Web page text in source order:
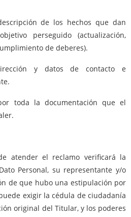
de los hechos que dan
perseguido (actualización,
de deberes).
y datos de contacto e
toda la documentación que el
atender el reclamo verificará la
Personal, su representante y/o
de que hubo una estipulación por
exigir la cédula de ciudadanía
original del Titular, y los poderes